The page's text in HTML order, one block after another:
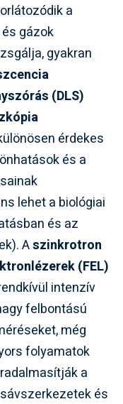
a
gázok
gyakran
(DLS)
érdekes
és a
lehet a biológiai
és az
Aszinkrotron
(FEL)
intenzív
felbontású
még
folyamatok
a
és